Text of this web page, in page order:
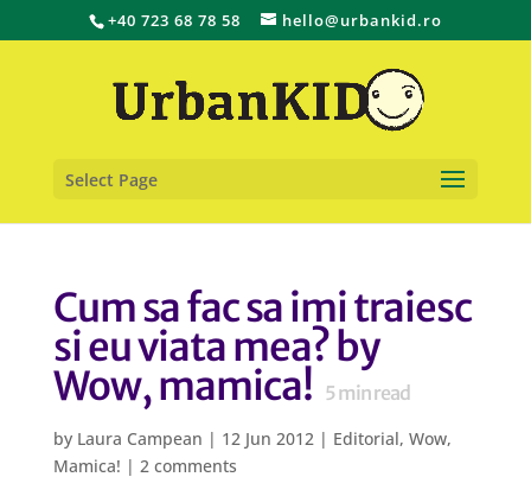
+40 723 68 78 58 hello@urbankid.ro
Select Page
Cum sa fac sa imi traiesc
si eu viata mea? by
Wow, mamica! 5min read
by Laura Campean | 12 Jun 2012| Editorial, Wow,
Mamica! | 2 comments